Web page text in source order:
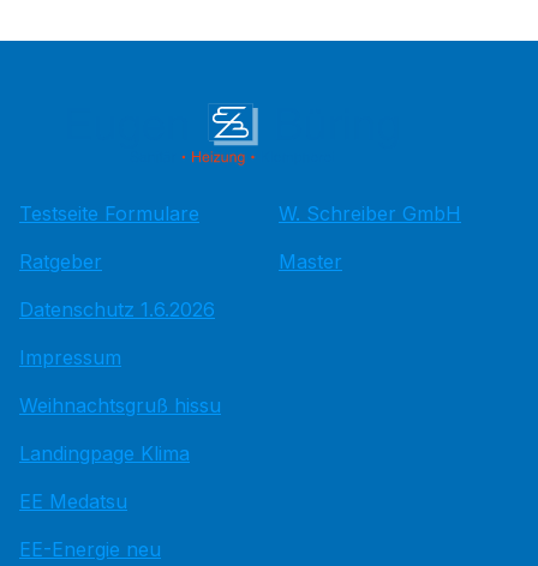
Testseite Formulare
Ratgeber
Datenschutz 1.6.2026
Impressum
Weihnachtsgruß hissu
Landingpage Klima
EE Medatsu
EE-Energie neu
W. Schreiber GmbH
Master